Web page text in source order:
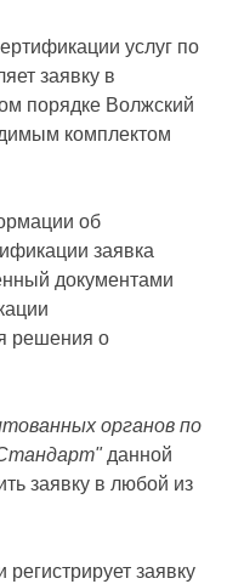
услуг по
заявку в
порядке Волжский
комплектом
об
заявка
документами
решения о
органов по
данной
заявку в любой из
заявку